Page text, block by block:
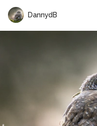
DannydB